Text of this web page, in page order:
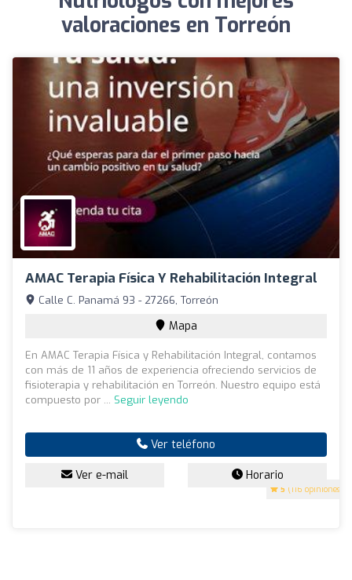
valoraciones en Torreón
AMAC Terapia Física Y Rehabilitación Integral
5 (116 opiniones)
Calle C. Panamá 93 - 27266, Torreón
Mapa
En AMAC Terapia Física y Rehabilitación Integral, contamos
con más de 11 años de experiencia ofreciendo servicios de
fisioterapia y rehabilitación en Torreón. Nuestro equipo está
compuesto por ... Seguir leyendo
Ver teléfono
Ver e-mail Horario